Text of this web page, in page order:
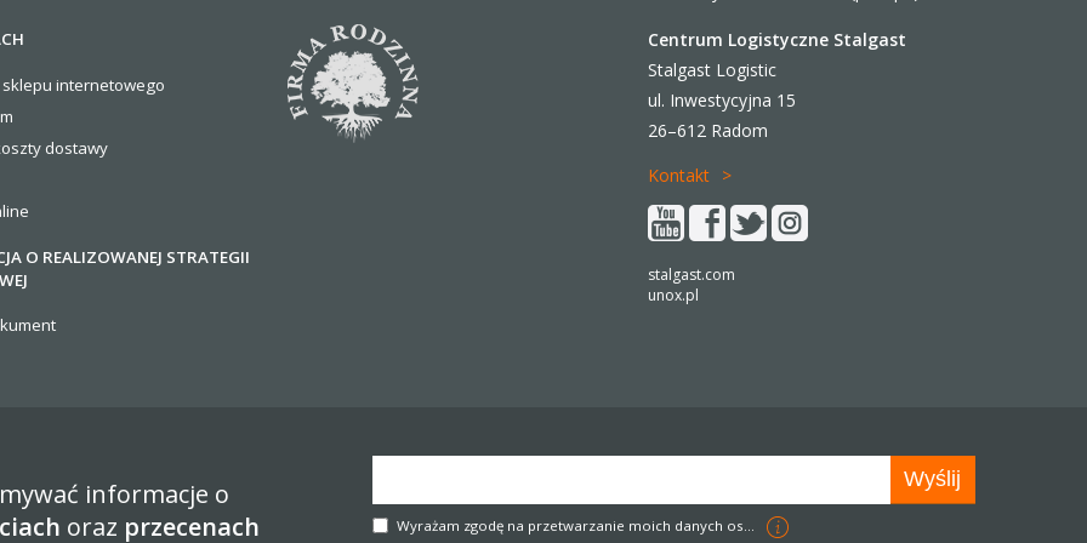
internetowego
dostawy
O REALIZOWANEJ STRATEGII
Centrum Logistyczne Stalgast
Stalgast Logistic
ul. Inwestycyjna 15
26–612 Radom
Kontakt
stalgast.com
unox.pl
informacje o
oraz przecenach Wyrażam zgodę na przetwarzanie moich danych osobowych w celach marketingowych